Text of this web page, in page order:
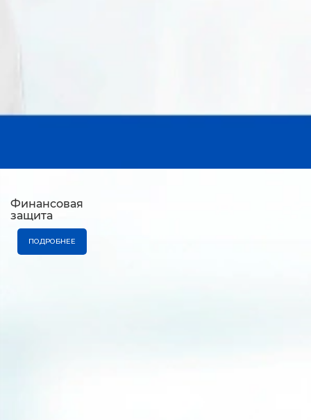
Финансовая
защита
ПОДРОБНЕЕ